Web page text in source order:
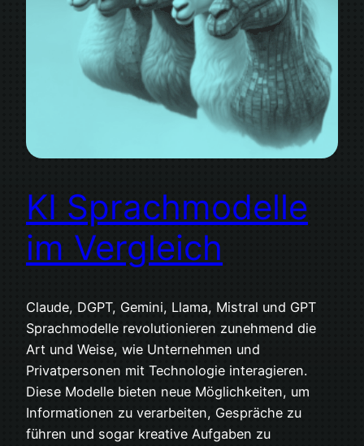
KI Sprachmodelle
im Vergleich
Claude, DGPT, Gemini, Llama, Mistral und GPT
Sprachmodelle revolutionieren zunehmend die
Art und Weise, wie Unternehmen und
Privatpersonen mit Technologie interagieren.
Diese Modelle bieten neue Möglichkeiten, um
Informationen zu verarbeiten, Gespräche zu
führen und sogar kreative Aufgaben zu